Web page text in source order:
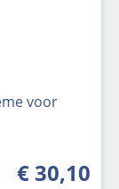
voor
Normale
€ 30,10